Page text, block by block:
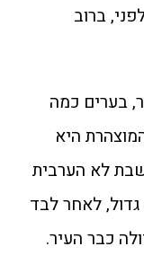
ברוב
בערים כמה
היא
לא הערבית
לאחר לבד
כבר העיר.